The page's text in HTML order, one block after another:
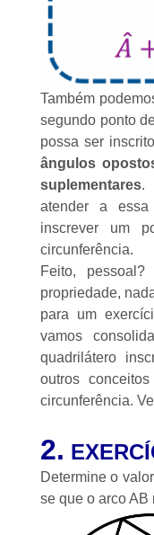
Também
segundo ponto
possa ser
ângulos
suplementares.
atender a
inscrever um
circunferência.
Feito,
propriedade,
para um
vamos
quadrilátero
outros
circunferência.
2.
Determine o
se que o arco AB